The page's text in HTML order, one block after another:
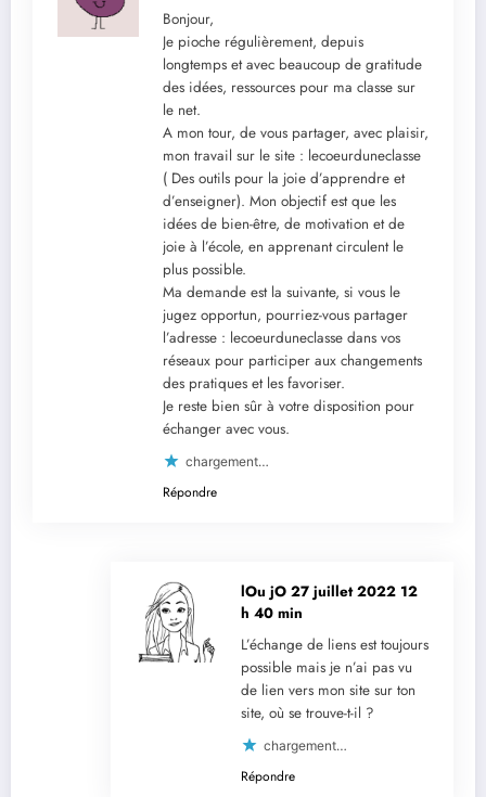
Bonjour,
Je pioche régulièrement, depuis
longtemps et avec beaucoup de gratitude
des idées, ressources pour ma classe sur
le net.
A mon tour, de vous partager, avec plaisir,
mon travail sur le site : lecoeurduneclasse
( Des outils pour la joie d’apprendre et
d’enseigner). Mon objectif est que les
idées de bien-être, de motivation et de
joie à l’école, en apprenant circulent le
plus possible.
Ma demande est la suivante, si vous le
jugez opportun, pourriez-vous partager
l’adresse : lecoeurduneclasse dans vos
réseaux pour participer aux changements
des pratiques et les favoriser.
Je reste bien sûr à votre disposition pour
échanger avec vous.
chargement…
Répondre
lOu jO 27 juillet 2022 12
h 40 min
L’échange de liens est toujours
possible mais je n’ai pas vu
de lien vers mon site sur ton
site, où se trouve-t-il ?
chargement…
Répondre